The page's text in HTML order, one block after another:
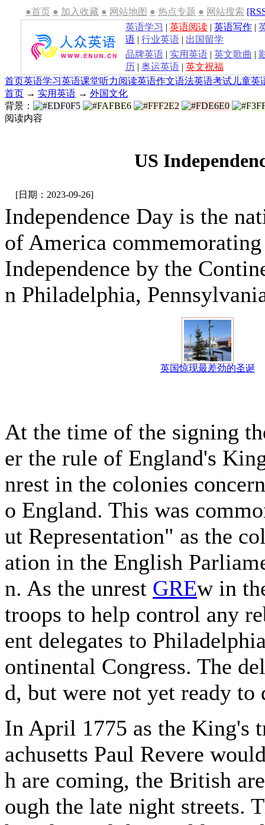
●首页 ● 加入收藏 ● 网站地图 ● 热点专题 ● 网站搜索
英语学习 | 英语阅读 | 英语写作 |
语 | 行业英语 | 出国留学
品牌英语 | 实用英语 | 英文歌曲 |
历 | 奥运英语 | 英文祝福
首页英语学习英语课堂听力阅读英语作文语法英语考试 儿童英
首页 → 实用英语 → 外国文化
背景：
阅读内容
US
[日期：2023-09-26]
Independence Day is the
of America
Independence by the
n Philadelphia,
英国惊现最差劲的圣诞
At the time of the signing
er the rule of England's
nrest in the colonies
o England. This was
ut Representation" as the
ation in the English
n. As the unrest GREw in
troops to help control any
ent delegates to
ontinental Congress. The
d, but were not yet ready to
In April 1775 as the King's
achusetts Paul Revere
h are coming, the British
ough the late night streets.